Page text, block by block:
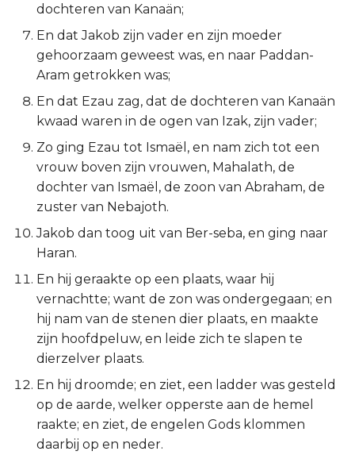
2 Timótheüs
Titus
Filémon
Hebreeën
Jakobus
2 Petrus
1 Johannes
2 Johannes
3 Johannes
Judas
dochteren van Kanaän;
En dat Jakob zijn vader en zijn moeder
gehoorzaam geweest was, en naar Paddan-
Aram getrokken was;
En dat Ezau zag, dat de dochteren van Kanaän
kwaad waren in de ogen van Izak, zijn vader;
Zo ging Ezau tot Ismaël, en nam zich tot een
vrouw boven zijn vrouwen, Mahalath, de
dochter van Ismaël, de zoon van Abraham, de
zuster van Nebajoth.
Jakob dan toog uit van Ber-seba, en ging naar
Haran.
En hij geraakte op een plaats, waar hij
vernachtte; want de zon was ondergegaan; en
hij nam van de stenen dier plaats, en maakte
zijn hoofdpeluw, en leide zich te slapen te
dierzelver plaats.
En hij droomde; en ziet, een ladder was gesteld
op de aarde, welker opperste aan de hemel
raakte; en ziet, de engelen Gods klommen
daarbij op en neder.